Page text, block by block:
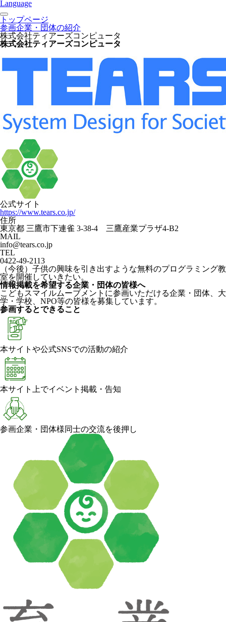
Language
トップページ
参画企業・団体の紹介
株式会社ティアーズコンピュータ
株式会社ティアーズコンピュータ
公式サイト
https://www.tears.co.jp/
住所
東京都 三鷹市下連雀 3-38-4 三鷹産業プラザ4-B2
MAIL
info@tears.co.jp
TEL
0422-49-2113
（今後）子供の興味を引き出すような無料のプログラミング教
室を開催していきたい。
情報掲載を希望する企業・団体の皆様へ
こどもスマイルムーブメントに参画いただける企業・団体、大
学・学校、NPO等の皆様を募集しています。
参画するとできること
本サイトや公式SNSでの活動の紹介
本サイト上でイベント掲載・告知
参画企業・団体様同士の交流を後押し